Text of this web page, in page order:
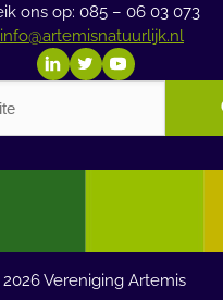
ons op: 085 – 06 03 073
info@artemisnatuurlijk.nl
Vereniging Artemis